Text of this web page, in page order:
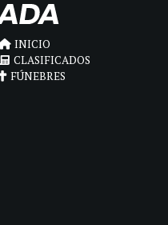
INICIO
CLASIFICADOS
FÚNEBRES